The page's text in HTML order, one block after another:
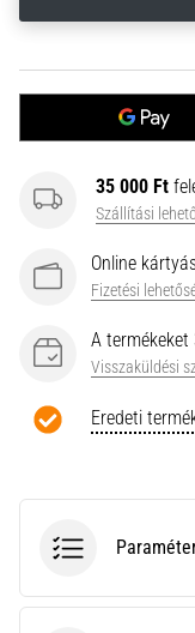
atlétika,
vonz
változatos
edzés,
egy
kicsit
más?
Csatlakozz
Cross
Minden cikk
megjelenítése
35 000 Ft
Szállítási
Online
Fizetési
A
Visszaküldési
Eredeti